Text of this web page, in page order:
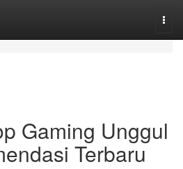
Gaming Unggul
Terbaru